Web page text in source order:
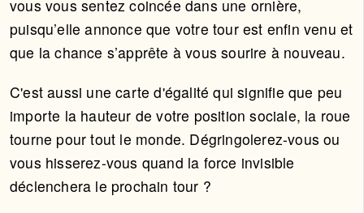
vous vous sentez coincée dans une ornière,
puisqu’elle annonce que votre tour est enfin venu et
que la chance s’apprête à vous sourire à nouveau.
C'est aussi une carte d'égalité qui signifie que peu
importe la hauteur de votre position sociale, la roue
tourne pour tout le monde. Dégringolerez-vous ou
vous hisserez-vous quand la force invisible
déclenchera le prochain tour ?